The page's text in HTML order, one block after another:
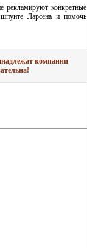
рекламируют конкретные
Ларсена и помочь
компании